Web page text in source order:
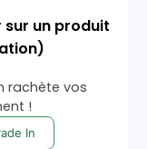
sur un produit
rachète vos
!
In